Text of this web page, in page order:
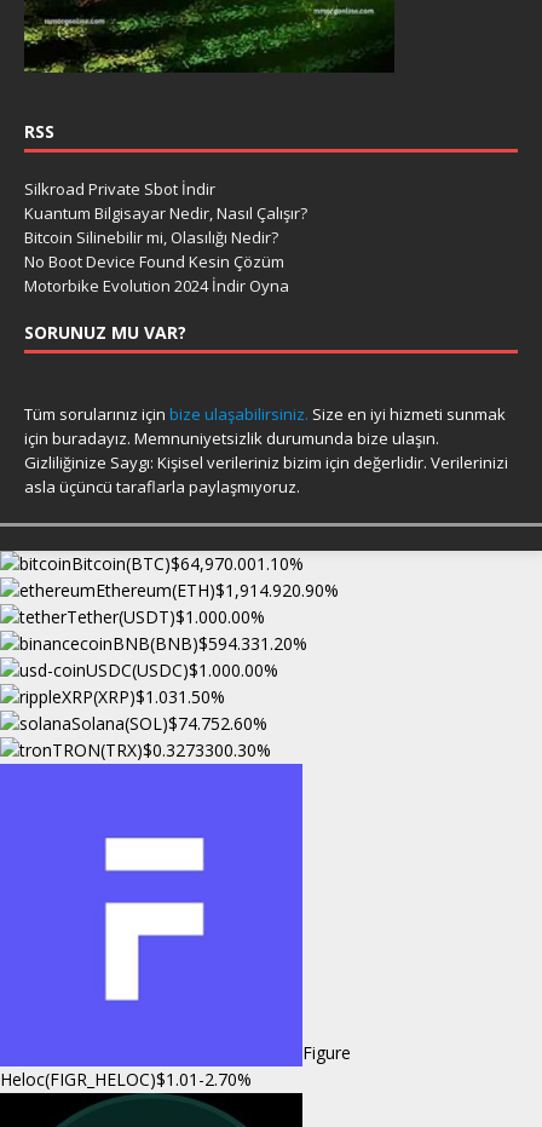
RSS
Silkroad Private Sbot İndir
Kuantum Bilgisayar Nedir, Nasıl Çalışır?
Bitcoin Silinebilir mi, Olasılığı Nedir?
No Boot Device Found Kesin Çözüm
Motorbike Evolution 2024 İndir Oyna
SORUNUZ MU VAR?
Tüm sorularınız için bize ulaşabilirsiniz. Size en iyi hizmeti sunmak
için buradayız. Memnuniyetsizlik durumunda bize ulaşın.
Gizliliğinize Saygı: Kişisel verileriniz bizim için değerlidir. Verilerinizi
asla üçüncü taraflarla paylaşmıyoruz.
Bitcoin(BTC)$64,970.001.10%
Ethereum(ETH)$1,914.920.90%
Tether(USDT)$1.000.00%
BNB(BNB)$594.331.20%
USDC(USDC)$1.000.00%
XRP(XRP)$1.031.50%
Solana(SOL)$74.752.60%
TRON(TRX)$0.3273300.30%
Figure
Heloc(FIGR_HELOC)$1.01 -2.70%